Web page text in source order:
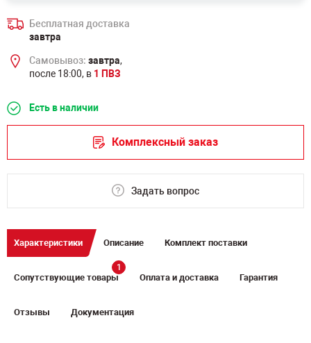
Бесплатная доставка
завтра
Самовывоз: завтра,
после 18:00, в 1 ПВЗ
Есть в наличии
Комплексный заказ
Задать вопрос
Характеристики Описание Комплект поставки
Сопутствующие товары
1
Оплата и доставка Гарантия
Отзывы Документация